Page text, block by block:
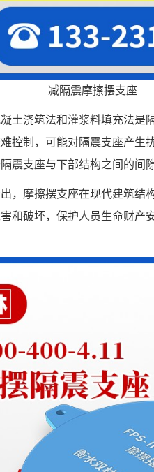
减隔震摩擦摆支座
土浇筑法和灌浆料填充法是
控制，可能对隔震支座产生
震支座与下部结构之间的间
，摩擦摆支座在现代建筑结
和破坏，保护人员生命财产